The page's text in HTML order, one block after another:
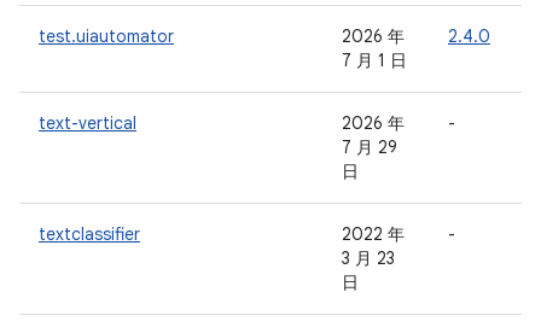
test.uiautomator
2026 年
7 月 1 日
2.4.0
text-vertical
2026 年
7 月 29
日
-
textclassifier
2022 年
3 月 23
日
-